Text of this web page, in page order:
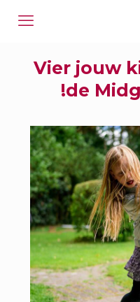
Vier jouw
de